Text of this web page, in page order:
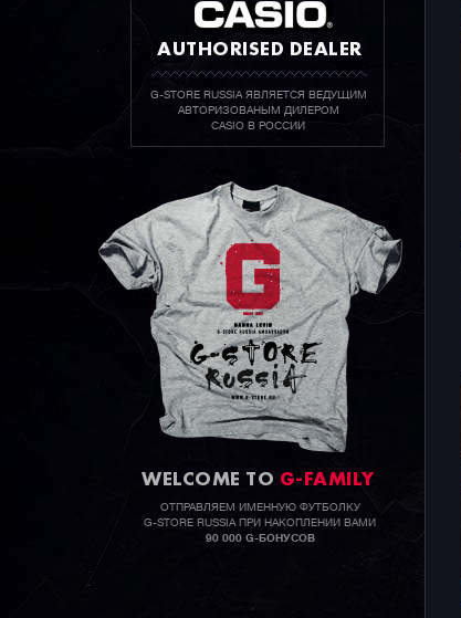
AUTHORISED DEALER
G-STORE RUSSIA ЯВЛЯЕТСЯ ВЕДУЩИМ
АВТОРИЗОВАНЫМ ДИЛЕРОМ
CASIO В РОССИИ
WELCOME TO G-FAMILY
ОТПРАВЛЯЕМ ИМЕННУЮ ФУТБОЛКУ
G-STORE RUSSIA ПРИ НАКОПЛЕНИИ ВАМИ
90 000 G-БОНУСОВ